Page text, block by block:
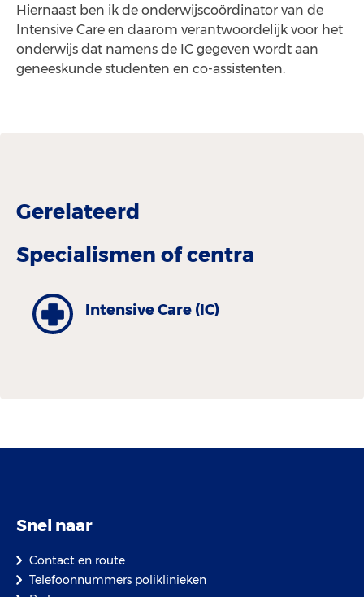
Hiernaast ben ik de onderwijscoördinator van de
Intensive Care en daarom verantwoordelijk voor het
onderwijs dat namens de IC gegeven wordt aan
geneeskunde studenten en co-assistenten.
Gerelateerd
Specialismen of centra
Intensive Care (IC)
Snel naar
Contact en route
Telefoonnummers poliklinieken